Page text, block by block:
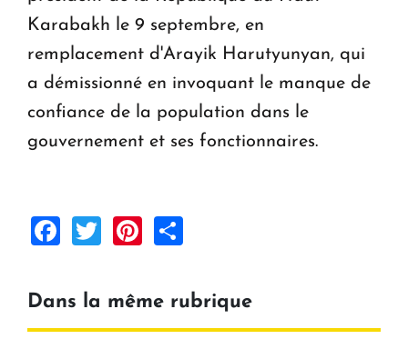
Karabakh le 9 septembre, en
remplacement d'Arayik Harutyunyan, qui
a démissionné en invoquant le manque de
confiance de la population dans le
gouvernement et ses fonctionnaires.
Facebook
TwitterPinterest
Dans la même rubrique